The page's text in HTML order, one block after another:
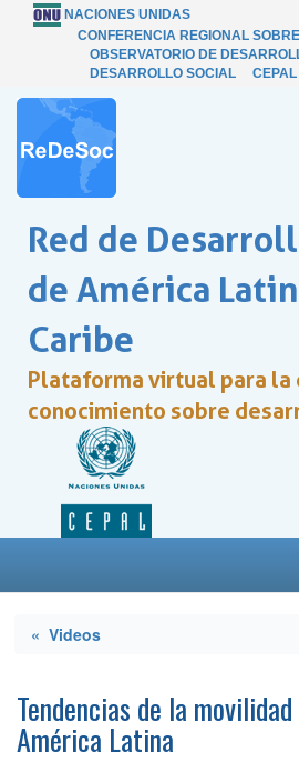
NACIONES UNIDAS
CONFERENCIA REGIONAL
OBSERVATORIO DE
DESARROLLO SOCIAL
CEPAL
Red de
de América
Caribe
Plataforma virtual para la
conocimiento sobre
« Videos
Tendencias de la
América Latina